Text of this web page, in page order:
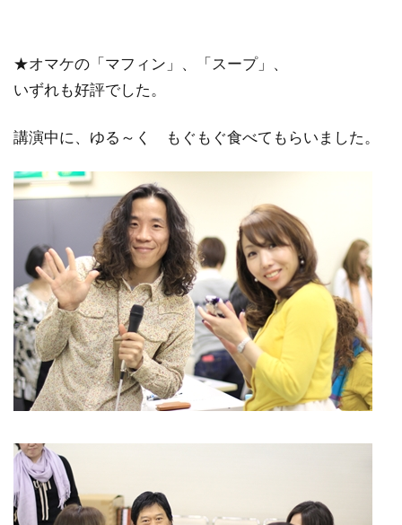
★オマケの「マフィン」、「スープ」、
いずれも好評でした。
講演中に、ゆる～く もぐもぐ食べてもらいました。